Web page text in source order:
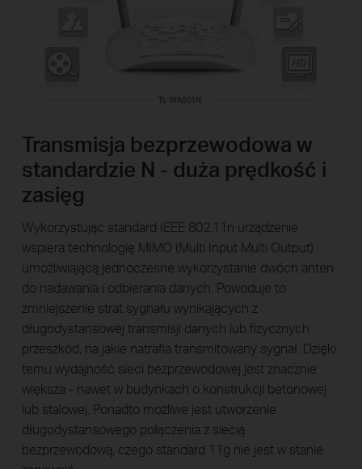
Transmisja bezprzewodowa w
standardzie N - duża prędkość i
zasięg
Wykorzystując standard IEEE 802.11n urządzenie
wspiera technologię MIMO (Multi Input Multi Output)
umożliwiającą jednoczesne wykorzystanie dwóch anten
do nadawania i odbierania danych. Powoduje to
zmniejszenie strat sygnału wynikających z
długodystansowej transmisji danych lub fizycznych
przeszkód, na jakie natrafia transmitowany sygnał. Dzięki
temu wydajność sieci bezprzewodowej jest znacznie
większa - nawet w budynkach o konstrukcji betonowej
lub stalowej. Ponadto możliwe jest utworzenie
długodystansowego połączenia z siecią
bezprzewodową, czego standard 11g nie jest w stanie